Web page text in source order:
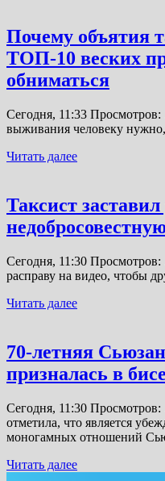
Почему объятия
ТОП-10 веских
обниматься
Сегодня, 11:33
выживания человеку
Читать далее
Таксист
Сегодня, 11:30
расправу на видео, чтобы
Читать далее
70-летняя
призналась в
Сегодня, 11:30
отметила, что является
моногамных отношений
Читать далее